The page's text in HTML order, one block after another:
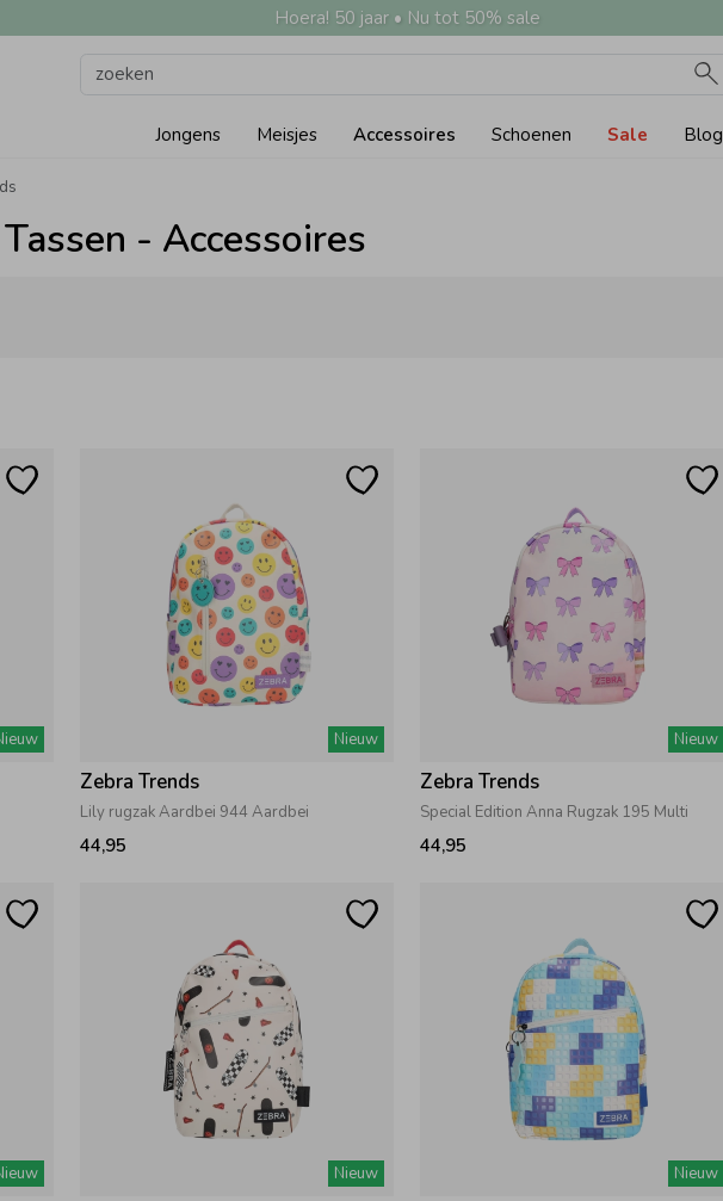
Hoera! 50 jaar • Nu tot 50% sale
Jongens Meisjes Accessoires Schoenen Sale Blog
- Accessoires
Nieuw
Zebra Trends
Lily rugzak Aardbei 944 Aardbei
44,95
Nieuw
Zebra Trends
Special Edition Anna Rugzak 195 Multi
44,95
Nieuw Nieuw